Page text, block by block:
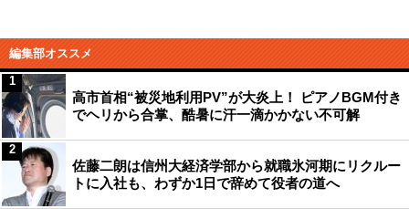
編集部オススメ
高市首相“被災地利用PV”が大炎上！ ピアノBGM付き
でヘリから合掌、酷暑に汗一滴かかない不可解
1
佐藤二朗は信州大経済学部から就職氷河期にリクルー
トに入社も、わずか1日で辞めて役者の道へ
2